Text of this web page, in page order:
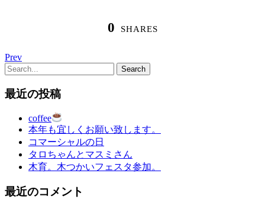
0 SHARES
Prev
最近の投稿
coffee
本年も宜しくお願い致します。
コマーシャルの日
タロちゃんとマスミさん
木育。木つかいフェスタ参加。
最近のコメント